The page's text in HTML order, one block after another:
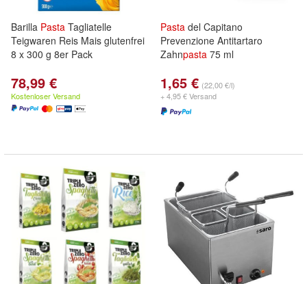
Barilla Pasta Tagliatelle
Teigwaren Reis Mais glutenfrei
8 x 300 g 8er Pack
78,99 €
Kostenloser Versand
Pasta del Capitano
Prevenzione Antitartaro
Zahnpasta 75 ml
1,65 € (22,00 €/l)
+ 4,95 € Versand